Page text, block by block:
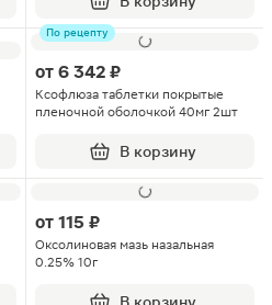
По рецепту
от 6 342 ₽
Ксофлюза таблетки покрытые
пленочной оболочкой 40мг 2шт
В корзину
от 115 ₽
Оксолиновая мазь назальная
0.25% 10г